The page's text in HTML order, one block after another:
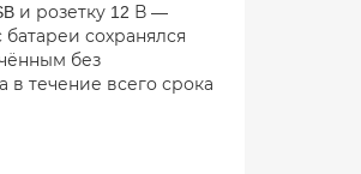
и розетку 12 В —
сохранялся
без
в течение всего срока